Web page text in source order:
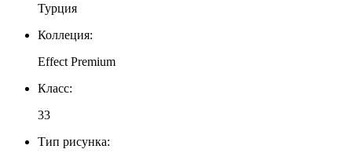
Турция
Коллеция:
Effect Premium
Класс:
33
Тип рисунка: